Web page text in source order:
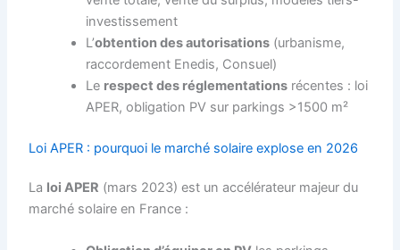
investissement
L’obtention des autorisations (urbanisme,
raccordement Enedis, Consuel)
Le respect des réglementations récentes : loi
APER, obligation PV sur parkings >1500 m²
Loi APER : pourquoi le marché solaire explose en 2026
La loi APER (mars 2023) est un accélérateur majeur du
marché solaire en France :